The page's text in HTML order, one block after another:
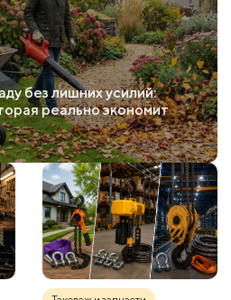
без лишних усилий:
реально экономит